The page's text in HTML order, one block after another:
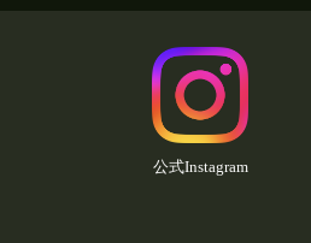
公式Instagram